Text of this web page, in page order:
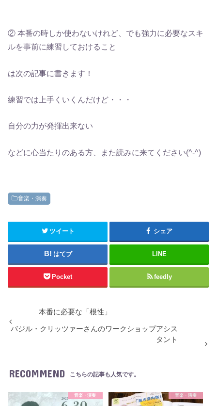
② 本番の時しか使わないけれど、でも強力に必要なスキ
ルを事前に練習しておけること
は次の記事に書きます！
練習では上手くいくんだけど・・・
自分の力が発揮出来ない
などに心当たりのある方、また読みに来てください(^-^)
音楽・演奏
ツイート シェア
はてブ LINE
Pocket feedly
本番に必要な「根性」
バジル・クリッツァーさんのワークショップアシス
タント
RECOMMEND こちらの記事も人気です。
音楽・演奏 音楽・演奏